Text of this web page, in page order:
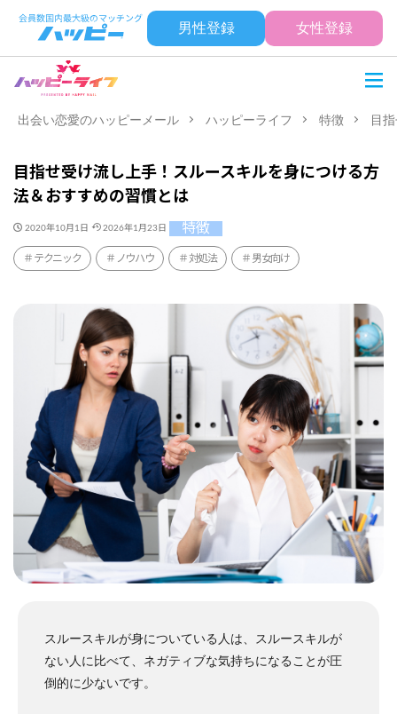
男性登録 女性登録
出会い恋愛のハッピーメール ハッピーライフ 特徴 目
目指せ受け流し上手！スルースキルを身につける方
法＆おすすめの習慣とは
2020年10月1日 2026年1月23日 特徴
テクニック ノウハウ 対処法 男女向け
スルースキルが身についている人は、スルースキルが
ない人に比べて、ネガティブな気持ちになることが圧
倒的に少ないです。